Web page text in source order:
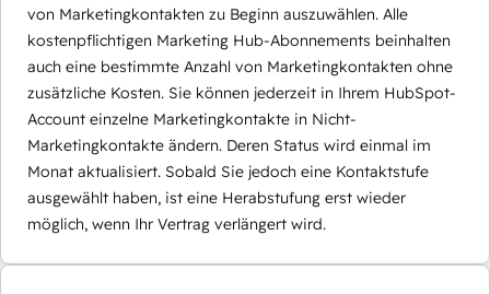
von Marketingkontakten zu Beginn auszuwählen. Alle
kostenpflichtigen Marketing Hub-Abonnements beinhalten
auch eine bestimmte Anzahl von Marketingkontakten ohne
zusätzliche Kosten. Sie können jederzeit in Ihrem HubSpot-
Account einzelne Marketingkontakte in Nicht-
Marketingkontakte ändern. Deren Status wird einmal im
Monat aktualisiert. Sobald Sie jedoch eine Kontaktstufe
ausgewählt haben, ist eine Herabstufung erst wieder
möglich, wenn Ihr Vertrag verlängert wird.